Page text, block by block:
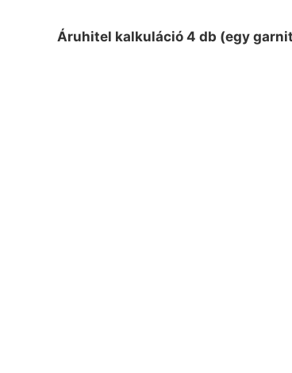
Áruhitel kalkuláció 4 db (egy